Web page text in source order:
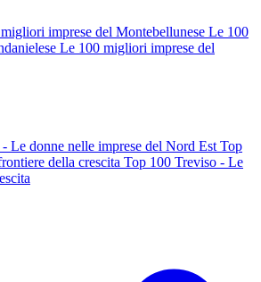
imprese del Montebellunese Le 100
Le 100 migliori imprese del
Le donne nelle imprese del Nord Est Top
della crescita Top 100 Treviso - Le